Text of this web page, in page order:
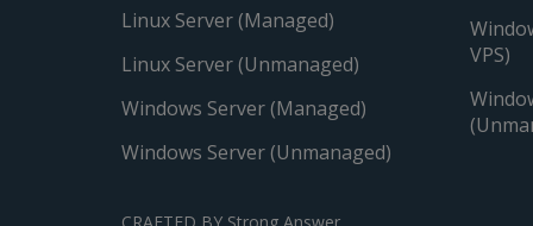
Linux Server (Managed)
Linux Server (Unmanaged)
Windows Server (Managed)
Windows Server (Unmanaged)
VPS)